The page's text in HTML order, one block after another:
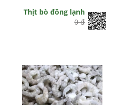
Thịt bò đông lạnh
0 đ